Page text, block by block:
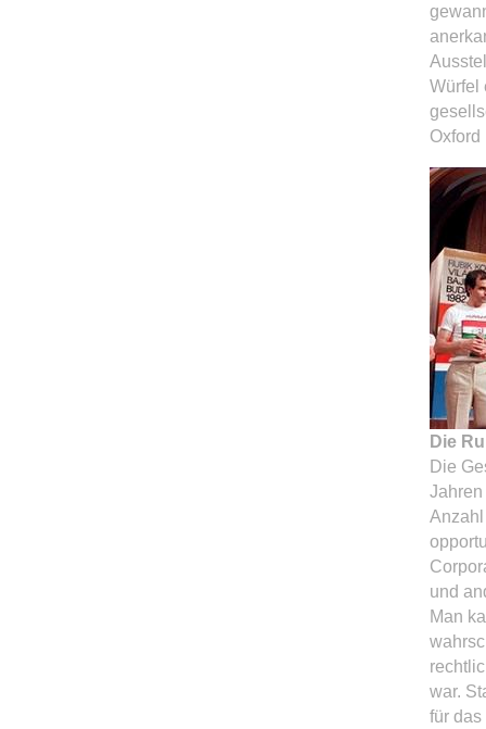
Würfel
Die
Die
und
Man
war.
für